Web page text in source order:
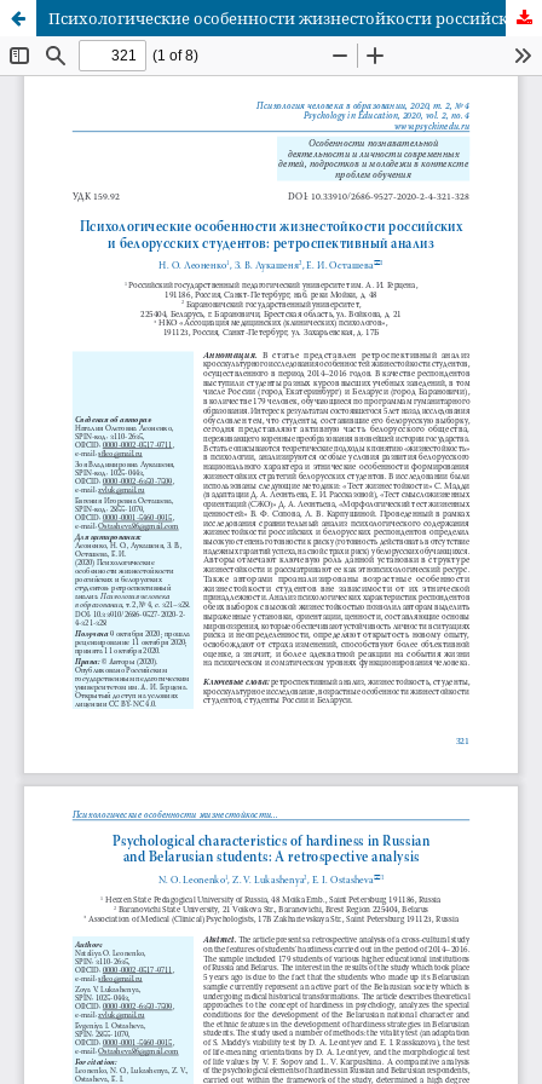
Психологические особенности жизнестойкости российских и белорусских студентов: ретроспективный анализ